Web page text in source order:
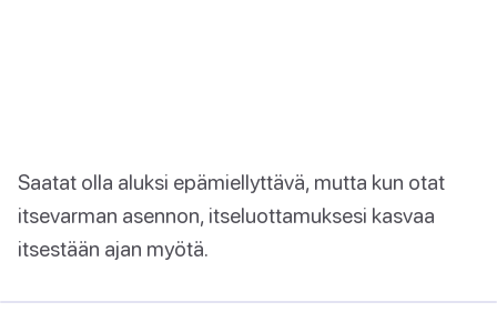
Saatat olla aluksi epämiellyttävä, mutta kun otat
itsevarman asennon, itseluottamuksesi kasvaa
itsestään ajan myötä.